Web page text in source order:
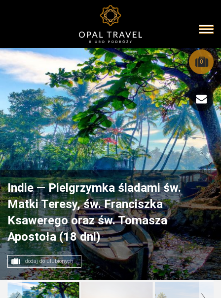
0
Indie — Pielgrzymka śladami św.
Matki Teresy, św. Franciszka
Ksawerego oraz św. Tomasza
Apostoła (18 dni)
dodaj do ulubionych